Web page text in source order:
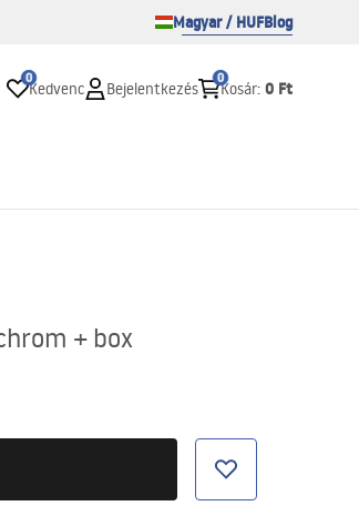
Magyar / HUFBlog
0
Kedvenc Bejelentkezés
0
Kosár: 0 Ft
+ box